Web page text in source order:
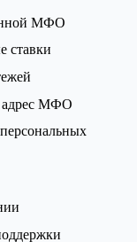
МФО
ставки
адрес МФО